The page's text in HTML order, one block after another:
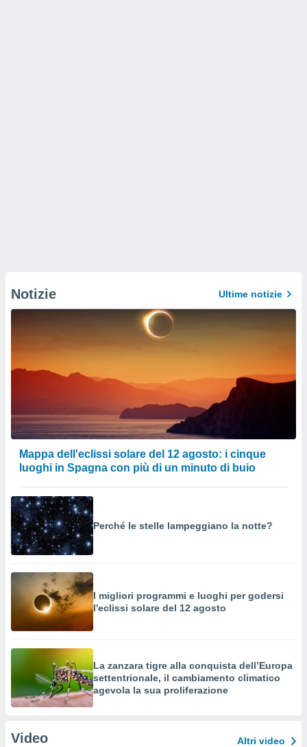
Notizie Ultime notizie
Mappa dell'eclissi solare del 12 agosto: i cinque
luoghi in Spagna con più di un minuto di buio
Perché le stelle lampeggiano la notte?
I migliori programmi e luoghi per godersi
l'eclissi solare del 12 agosto
La zanzara tigre alla conquista dell’Europa
settentrionale, il cambiamento climatico
agevola la sua proliferazione
Video Altri video